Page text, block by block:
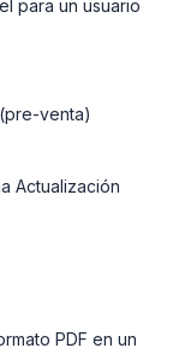
para un usuario
venta)
Actualización
PDF en un